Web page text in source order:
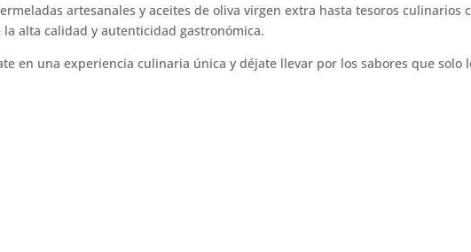
artesanales y aceites de oliva virgen extra hasta tesoros
la alta calidad y autenticidad gastronómica.
en una experiencia culinaria única y déjate llevar por los sabores que